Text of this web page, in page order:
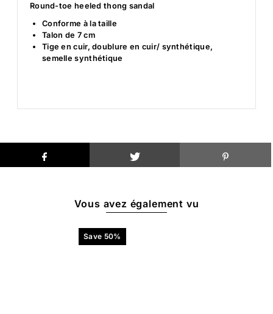
Round-toe heeled thong sandal
Conforme à la taille
Talon de 7 cm
Tige en cuir, doublure en cuir/ synthétique,
semelle synthétique
Vous avez également vu
Save 50%